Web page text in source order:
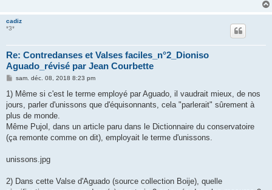
cadiz
*3*
Re: Contredanses et Valses faciles_n°2_Dioniso
Aguado_révisé par Jean Courbette
M
s
a
g
sam. déc. 08, 2018 8:23 pm
1) Même si c'est le terme employé par Aguado, il vaudrait mieux, de nos
jours, parler d'unissons que d'équisonnants, cela "parlerait" sûrement à
plus de monde.
Même Pujol, dans un article paru dans le Dictionnaire du conservatoire
(ça remonte comme on dit), employait le terme d'unissons.
unissons.jpg
2) Dans cette Valse d'Aguado (source collection Boije), quelle